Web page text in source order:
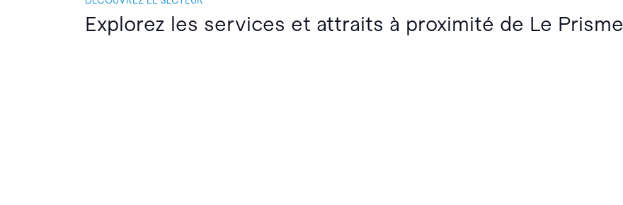
Explorez les services et attraits à proximité de Le Prisme